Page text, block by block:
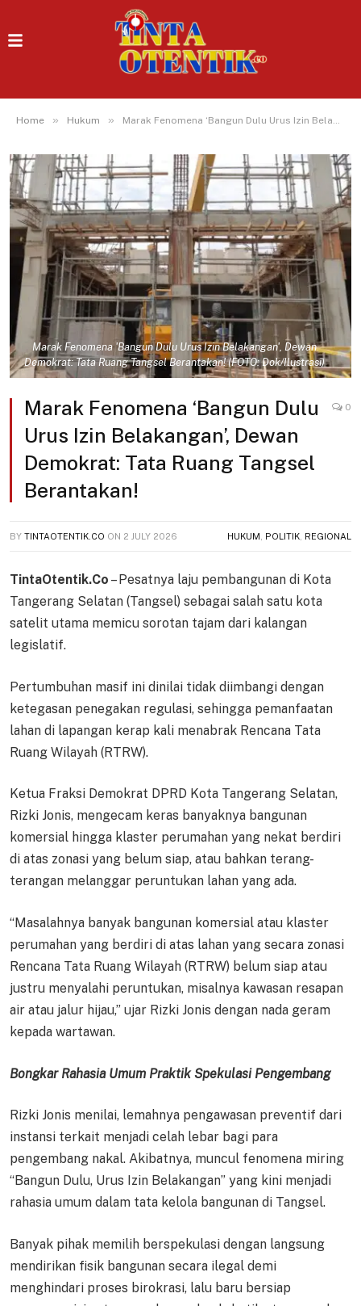
Home » Hukum » Marak Fenomena ‘Bangun Dulu Urus Izin Belakangan’, Dewan Demokrat: Tata Ruang Tangsel Berantakan!
Marak Fenomena 'Bangun Dulu Urus Izin Belakangan', Dewan
Demokrat: Tata Ruang Tangsel Berantakan! (FOTO: Dok/Ilustrasi)
Marak Fenomena ‘Bangun Dulu
Urus Izin Belakangan’, Dewan
Demokrat: Tata Ruang Tangsel
Berantakan!
0
BY TINTAOTENTIK.CO ON 2 JULY 2026 HUKUM POLITIK REGIONAL
TintaOtentik.Co – Pesatnya laju pembangunan di Kota
Tangerang Selatan (Tangsel) sebagai salah satu kota
satelit utama memicu sorotan tajam dari kalangan
legislatif.
Pertumbuhan masif ini dinilai tidak diimbangi dengan
ketegasan penegakan regulasi, sehingga pemanfaatan
lahan di lapangan kerap kali menabrak Rencana Tata
Ruang Wilayah (RTRW).
Ketua Fraksi Demokrat DPRD Kota Tangerang Selatan,
Rizki Jonis, mengecam keras banyaknya bangunan
komersial hingga klaster perumahan yang nekat berdiri
di atas zonasi yang belum siap, atau bahkan terang-
terangan melanggar peruntukan lahan yang ada.
“Masalahnya banyak bangunan komersial atau klaster
perumahan yang berdiri di atas lahan yang secara zonasi
Rencana Tata Ruang Wilayah (RTRW) belum siap atau
justru menyalahi peruntukan, misalnya kawasan resapan
air atau jalur hijau,” ujar Rizki Jonis dengan nada geram
kepada wartawan.
Bongkar Rahasia Umum Praktik Spekulasi Pengembang
Rizki Jonis menilai, lemahnya pengawasan preventif dari
instansi terkait menjadi celah lebar bagi para
pengembang nakal. Akibatnya, muncul fenomena miring
“Bangun Dulu, Urus Izin Belakangan” yang kini menjadi
rahasia umum dalam tata kelola bangunan di Tangsel.
Banyak pihak memilih berspekulasi dengan langsung
mendirikan fisik bangunan secara ilegal demi
menghindari proses birokrasi, lalu baru bersiap